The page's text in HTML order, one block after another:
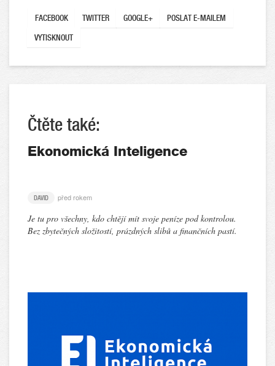
FACEBOOK TWITTER GOOGLE+
POSLAT E-MAILEM
VYTISKNOUT
Čtěte také:
Ekonomická Inteligence
DAVID před rokem
Je tu pro všechny, kdo chtějí mít svoje peníze pod kontrolou.
Bez zbytečných složitostí, prázdných slibů a finančních pastí.